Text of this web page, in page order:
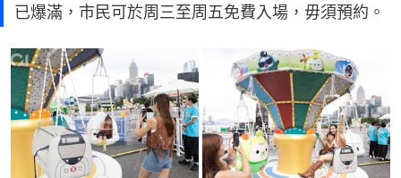
已爆滿，市民可於周三至周五免費入場，毋須預約。